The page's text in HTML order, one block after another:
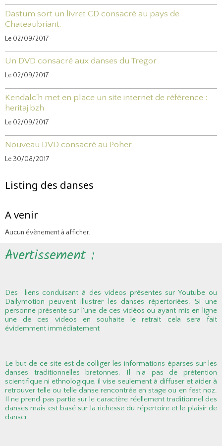
Dastum sort un livret CD consacré au pays de
Chateaubriant.
Le 02/09/2017
Un DVD consacré aux danses du Tregor
Le 02/09/2017
Kendalc'h met en place un site internet de référence :
heritaj.bzh
Le 02/09/2017
Nouveau DVD consacré au Poher
Le 30/08/2017
Listing des danses
A venir
Aucun évènement à afficher.
Avertissement :
Des liens conduisant à des videos présentes sur Youtube ou
Dailymotion peuvent illustrer les danses répertoriées. Si une
personne présente sur l'une de ces vidéos ou ayant mis en ligne
une de ces videos en souhaite le retrait cela sera fait
évidemment immédiatement
Le but de ce site est de colliger les informations éparses sur les
danses traditionnelles bretonnes. Il n'a pas de prétention
scientifique ni ethnologique, il vise seulement à diffuser et aider à
retrouver telle ou telle danse rencontrée en stage ou en fest noz.
Il ne prend pas partie sur le caractère réellement traditionnel des
danses mais est basé sur la richesse du répertoire et le plaisir de
danser